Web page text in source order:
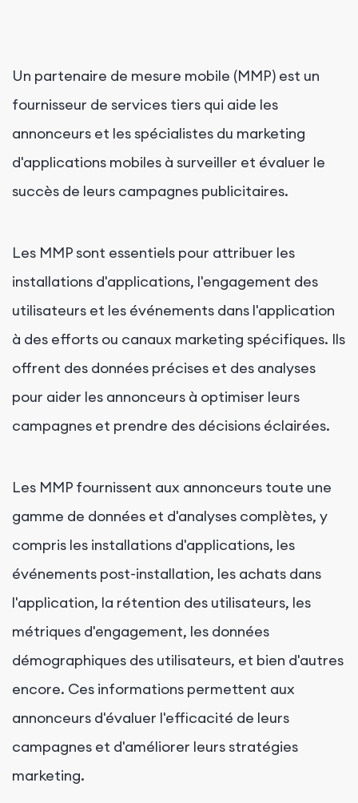
Un partenaire de mesure mobile (MMP) est un
fournisseur de services tiers qui aide les
annonceurs et les spécialistes du marketing
d'applications mobiles à surveiller et évaluer le
succès de leurs campagnes publicitaires.
Les MMP sont essentiels pour attribuer les
installations d'applications, l'engagement des
utilisateurs et les événements dans l'application
à des efforts ou canaux marketing spécifiques. Ils
offrent des données précises et des analyses
pour aider les annonceurs à optimiser leurs
campagnes et prendre des décisions éclairées.
Les MMP fournissent aux annonceurs toute une
gamme de données et d'analyses complètes, y
compris les installations d'applications, les
événements post-installation, les achats dans
l'application, la rétention des utilisateurs, les
métriques d'engagement, les données
démographiques des utilisateurs, et bien d'autres
encore. Ces informations permettent aux
annonceurs d'évaluer l'efficacité de leurs
campagnes et d'améliorer leurs stratégies
marketing.